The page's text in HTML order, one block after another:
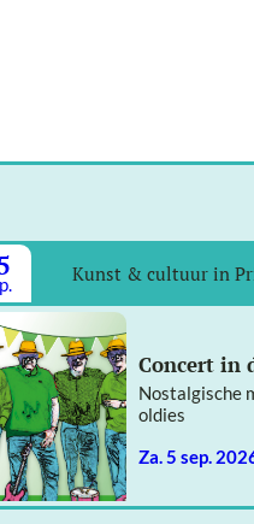
Kunst & cultuur in
Concert in
Nostalgische
oldies
za. 5 sep.